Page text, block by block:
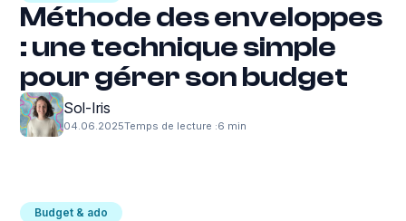
Méthode des enveloppes
: une technique simple
pour gérer son budget
Sol-Iris
04.06.2025Temps de lecture :6 min
Budget & ado